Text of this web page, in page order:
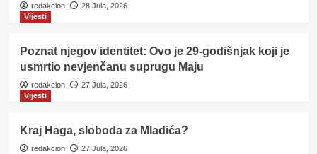
redakcion
28 Jula, 2026
Vijesti
Poznat njegov identitet: Ovo je 29-godišnjak koji je
usmrtio nevjenčanu suprugu Maju
redakcion
27 Jula, 2026
Vijesti
Kraj Haga, sloboda za Mladića?
redakcion 27 Jula, 2026